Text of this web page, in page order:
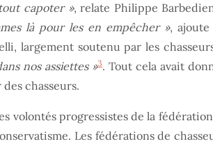
capoter », relate Philippe
là pour les en empêcher »,
largement soutenu par les
nos assiettes »3. Tout cela avait
chasseurs.
progressistes de la
Les fédérations de